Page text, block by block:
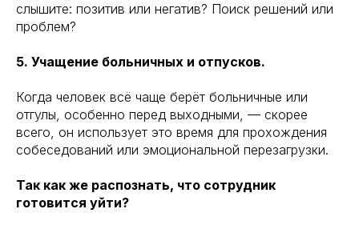
слышите: позитив или негатив? Поиск решений или
проблем?
5. Учащение больничных и отпусков.
Когда человек всё чаще берёт больничные или
отгулы, особенно перед выходными, — скорее
всего, он использует это время для прохождения
собеседований или эмоциональной перезагрузки.
Так как же распознать, что сотрудник
готовится уйти?